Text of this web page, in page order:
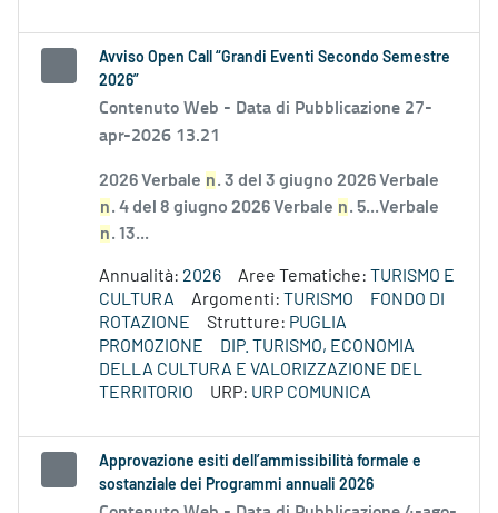
Avviso Open Call “Grandi Eventi Secondo Semestre
2026”
Contenuto Web - Data di Pubblicazione 27-
apr-2026 13.21
2026 Verbale n. 3 del 3 giugno 2026 Verbale
n. 4 del 8 giugno 2026 Verbale n. 5...Verbale
n. 13...
Annualità: 2026 Aree Tematiche: TURISMO E
CULTURA
Argomenti: TURISMO
FONDO DI
ROTAZIONE
Strutture: PUGLIA
PROMOZIONE
DIP. TURISMO, ECONOMIA
DELLA CULTURA E VALORIZZAZIONE DEL
TERRITORIO
URP: URP COMUNICA
Approvazione esiti dell’ammissibilità formale e
sostanziale dei Programmi annuali 2026